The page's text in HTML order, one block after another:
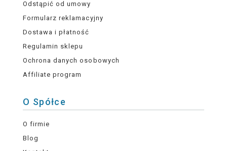
Odstąpić od umowy
Formularz reklamacyjny
Dostawa i płatność
Regulamin sklepu
Ochrona danych osobowych
Affiliate program
O Spółce
O firmie
Blog